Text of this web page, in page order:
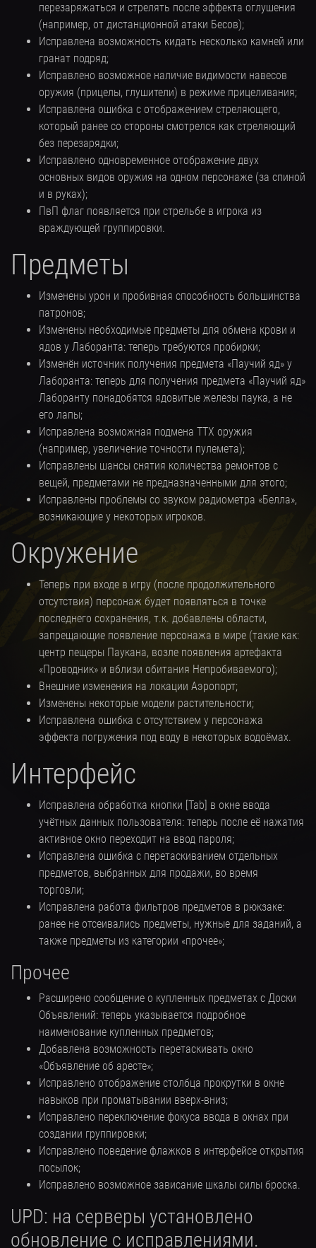
перезаряжаться и стрелять после эффекта оглушения
(например, от дистанционной атаки Бесов);
Исправлена возможность кидать несколько камней или
гранат подряд;
Исправлено возможное наличие видимости навесов
оружия (прицелы, глушители) в режиме прицеливания;
Исправлена ошибка с отображением стреляющего,
который ранее со стороны смотрелся как стреляющий
без перезарядки;
Исправлено одновременное отображение двух
основных видов оружия на одном персонаже (за спиной
и в руках);
ПвП флаг появляется при стрельбе в игрока из
враждующей группировки.
Предметы
Изменены урон и пробивная способность большинства
патронов;
Изменены необходимые предметы для обмена крови и
ядов у Лаборанта: теперь требуются пробирки;
Изменён источник получения предмета «Паучий яд» у
Лаборанта: теперь для получения предмета «Паучий яд»
Лаборанту понадобятся ядовитые железы паука, а не
его лапы;
Исправлена возможная подмена ТТХ оружия
(например, увеличение точности пулемета);
Исправлены шансы снятия количества ремонтов с
вещей, предметами не предназначенными для этого;
Исправлены проблемы со звуком радиометра «Белла»,
возникающие у некоторых игроков.
Окружение
Теперь при входе в игру (после продолжительного
отсутствия) персонаж будет появляться в точке
последнего сохранения, т.к. добавлены области,
запрещающие появление персонажа в мире (такие как:
центр пещеры Паукана, возле появления артефакта
«Проводник» и вблизи обитания Непробиваемого);
Внешние изменения на локации Аэропорт;
Изменены некоторые модели растительности;
Исправлена ошибка с отсутствием у персонажа
эффекта погружения под воду в некоторых водоёмах.
Интерфейс
Исправлена обработка кнопки [Tab] в окне ввода
учётных данных пользователя: теперь после её нажатия
активное окно переходит на ввод пароля;
Исправлена ошибка с перетаскиванием отдельных
предметов, выбранных для продажи, во время
торговли;
Исправлена работа фильтров предметов в рюкзаке:
ранее не отсеивались предметы, нужные для заданий, а
также предметы из категории «прочее»;
Прочее
Расширено сообщение о купленных предметах с Доски
Объявлений: теперь указывается подробное
наименование купленных предметов;
Добавлена возможность перетаскивать окно
«Объявление об аресте»;
Исправлено отображение столбца прокрутки в окне
навыков при проматывании вверх-вниз;
Исправлено переключение фокуса ввода в окнах при
создании группировки;
Исправлено поведение флажков в интерфейсе открытия
посылок;
Исправлено возможное зависание шкалы силы броска.
UPD: на серверы установлено
обновление с исправлениями.